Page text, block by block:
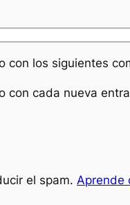
con los siguientes
con cada nueva
el spam. Aprende